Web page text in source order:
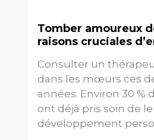
Tomber amoureux
raisons cruciales
Consulter un
dans les mœurs ces
années. Environ 30 %
ont déjà pris soin de
développement